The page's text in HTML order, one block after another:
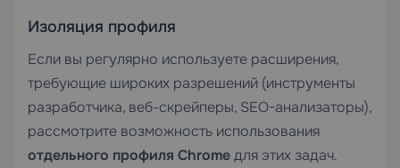
Изоляция профиля
Если вы регулярно используете расширения,
требующие широких разрешений (инструменты
разработчика, веб-скрейперы, SEO-анализаторы),
рассмотрите возможность использования
отдельного профиля Chromeдля этих задач.